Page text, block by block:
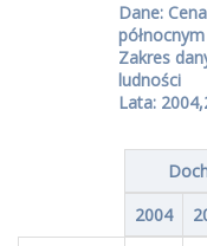
Dane:
północnym
Zakres
ludności
Lata:
2004